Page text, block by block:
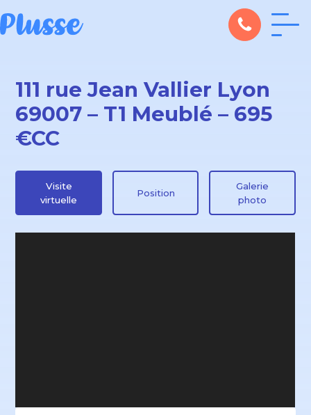
111 rue Jean Vallier Lyon
69007 – T1 Meublé – 695
€CC
Visite
virtuelle
Position
Galerie
photo